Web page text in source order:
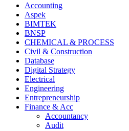
Accounting
Aspek
BIMTEK
BNSP
CHEMICAL & PROCESS
Civil & Construction
Database
Digital Strategy
Electrical
Engineering
Entrepreneurship
Finance & Acc
Accountancy
Audit